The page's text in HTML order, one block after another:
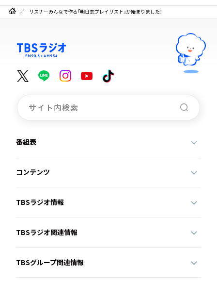
リスナーみんなで作る「明日恋プレイリスト」が始まりました！
番組表
コンテンツ
TBSラジオ情報
TBSラジオ関連情報
TBSグループ関連情報